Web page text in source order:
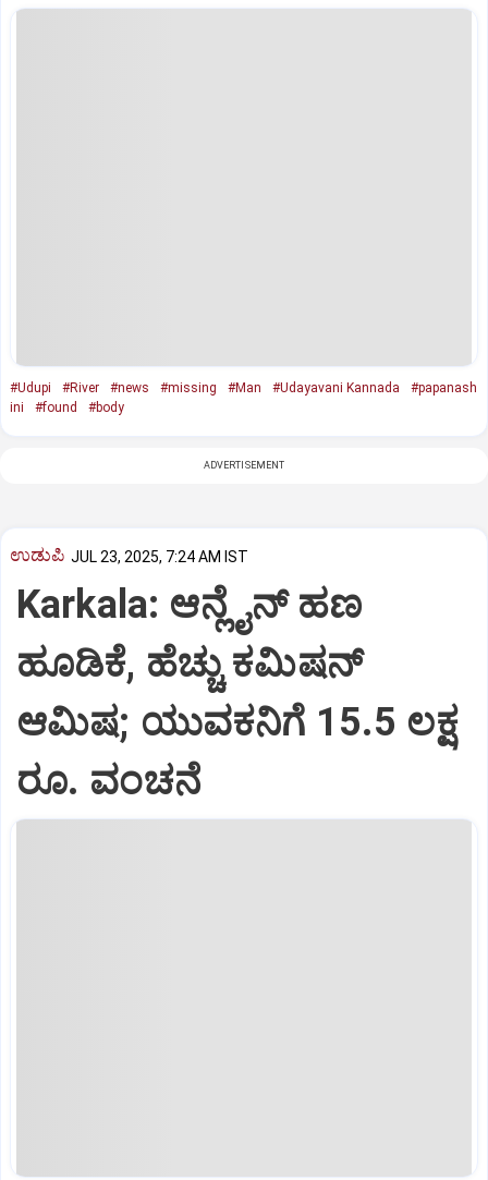
#Udupi #River #news #missing #Man #Udayavani Kannada
#papanash
ini
#found #body
ADVERTISEMENT
ಉಡುಪಿ JUL 23, 2025, 7:24 AM IST
Karkala: ಆನ್ಲೈನ್‌ ಹಣ
ಹೂಡಿಕೆ, ಹೆಚ್ಚು ಕಮಿಷನ್‌
ಆಮಿಷ; ಯುವಕನಿಗೆ 15.5 ಲಕ್ಷ
ರೂ. ವಂಚನೆ